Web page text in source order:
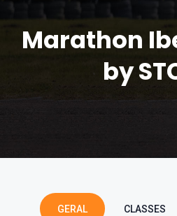
Marathon
by
GERAL CLASSES